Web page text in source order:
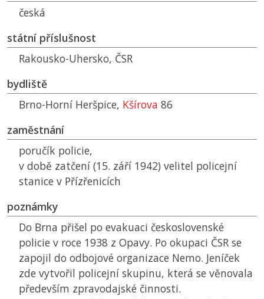
česká
státní příslušnost
Rakousko-Uhersko, ČSR
bydliště
Brno-Horní Heršpice, Kšírova 86
zaměstnání
poručík policie,
v době zatčení (15. září 1942) velitel policejní
stanice v Přízřenicích
poznámky
Do Brna přišel po evakuaci československé
policie v roce 1938 z Opavy. Po okupaci ČSR se
zapojil do odbojové organizace Nemo. Jeníček
zde vytvořil policejní skupinu, která se věnovala
především zpravodajské činnosti.